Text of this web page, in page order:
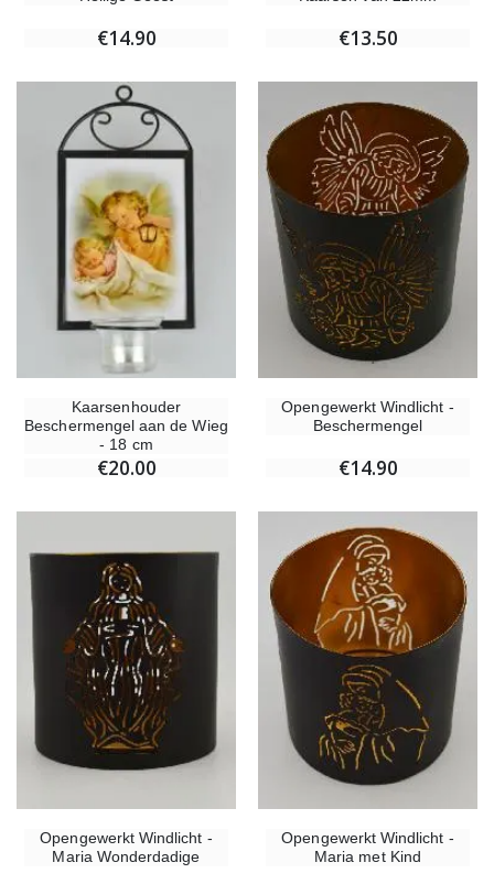
€14.90 €13.50
Kaarsenhouder
Beschermengel aan de Wieg
- 18 cm
€20.00
Opengewerkt Windlicht -
Beschermengel
€14.90
Opengewerkt Windlicht -
Maria Wonderdadige
Opengewerkt Windlicht -
Maria met Kind